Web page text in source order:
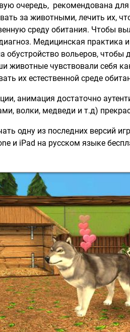
очередь, рекомендована
за животными, лечить их,
среду обитания. Чтобы
Медицинская практика
обустройство вольеров,
животные чувствовали себя
их естественной среде
анимация достаточно
волки, медведи и т.д)
одну из последних версий
и iPad на русском языке